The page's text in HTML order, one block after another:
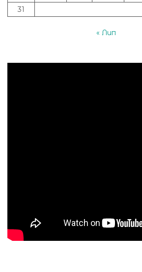
31
« Лип